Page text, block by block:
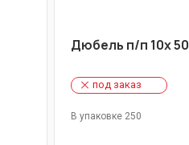
Дюбель п/п 10х 50
под заказ
В упаковке 250